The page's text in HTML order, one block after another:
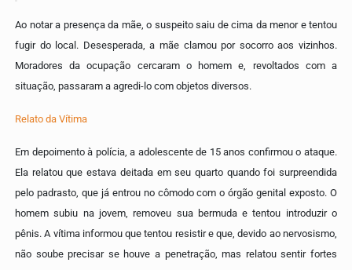
Ao notar a presença da mãe, o suspeito saiu de cima da menor e tentou
fugir do local. Desesperada, a mãe clamou por socorro aos vizinhos.
Moradores da ocupação cercaram o homem e, revoltados com a
situação, passaram a agredi-lo com objetos diversos.
Relato da Vítima
Em depoimento à polícia, a adolescente de 15 anos confirmou o ataque.
Ela relatou que estava deitada em seu quarto quando foi surpreendida
pelo padrasto, que já entrou no cômodo com o órgão genital exposto. O
homem subiu na jovem, removeu sua bermuda e tentou introduzir o
pênis. A vítima informou que tentou resistir e que, devido ao nervosismo,
não soube precisar se houve a penetração, mas relatou sentir fortes